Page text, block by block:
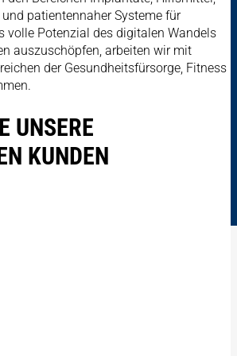
patientennaher Systeme für
volle Potenzial des digitalen Wandels
auszuschöpfen, arbeiten wir mit
der Gesundheitsfürsorge, Fitness
UNSERE
KUNDEN